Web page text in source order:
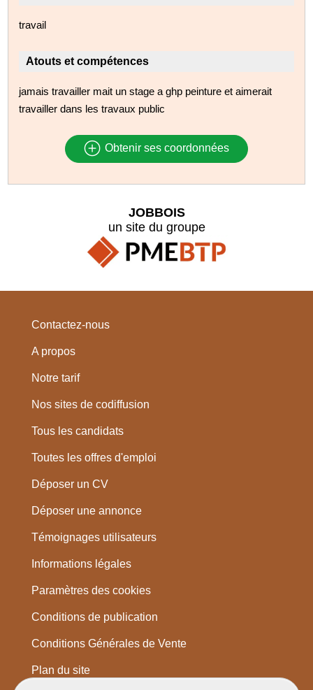
travail
Atouts et compétences
jamais travailler mait un stage a ghp peinture et aimerait
travailler dans les travaux public
Obtenir ses coordonnées
JOBBOIS
un site du groupe
Contactez-nous
A propos
Notre tarif
Nos sites de codiffusion
Tous les candidats
Toutes les offres d'emploi
Déposer un CV
Déposer une annonce
Témoignages utilisateurs
Informations légales
Paramètres des cookies
Conditions de publication
Conditions Générales de Vente
Plan du site